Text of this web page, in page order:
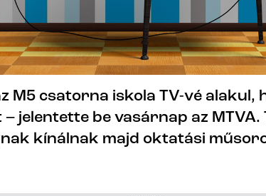
M5 csatorna iskola TV-vé alakul,
jelentette be vasárnap az MTVA.
kínálnak majd oktatási